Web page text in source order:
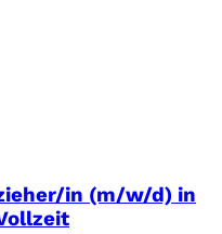
in (m/w/d) in